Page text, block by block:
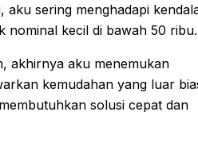
aku sering menghadapi
nominal kecil di bawah 50 ribu.
akhirnya aku menemukan
kemudahan yang luar
solusi cepat dan